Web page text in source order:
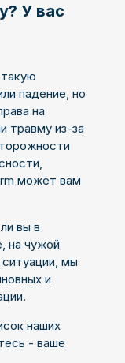
У вас
падение, но
на
травму из-за
может вам
вы в
на чужой
мы
и
наших
- ваше